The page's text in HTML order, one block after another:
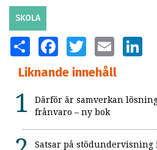
SKOLA
SHARE FACEBOOKTWITTER EMAIL
Liknande innehåll
Därför är samverkan
frånvaro – ny bok
Satsar på